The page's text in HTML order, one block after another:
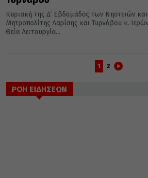
Κυριακή της Δ’ Εβδομάδος των Νηστειών
Μητροπολίτης Λαρίσης και Τυρνάβου κ.
Θεία Λειτουργία...
1 2
ΡΟΗ ΕΙΔΗΣΕΩΝ